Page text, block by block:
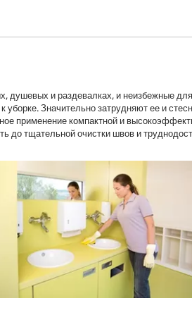
душевых и раздевалках, и неизбежные
Значительно затрудняют ее и
применение компактной и
до тщательной очистки швов и